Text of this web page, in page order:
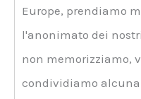
Europe, prendiamo
l'anonimato dei
non memorizziamo,
condividiamo